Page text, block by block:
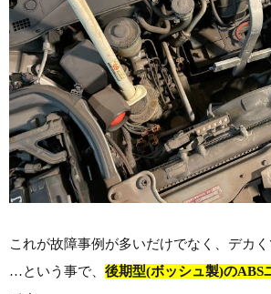
これが故障事例が多いだけでなく、デカ
…という事で、 後期型(ボッシュ製)のABS